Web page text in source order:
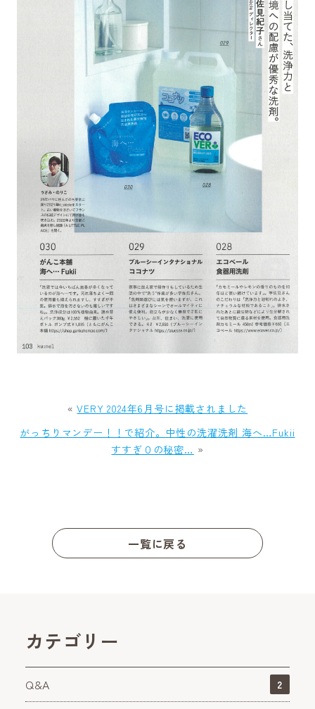
«VERY 2024年6月号に掲載されました
がっちりマンデー！！で紹介。中性の洗濯洗剤 海へ…Fukii
すすぎ０の秘密… »
一覧に戻る
カテゴリー
Q&A 2